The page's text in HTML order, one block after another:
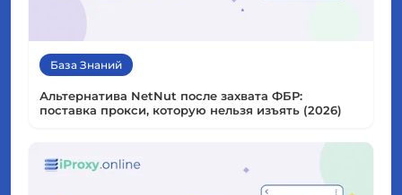
База Знаний
Альтернатива NetNut после захвата ФБР:
поставка прокси, которую нельзя изъять (2026)